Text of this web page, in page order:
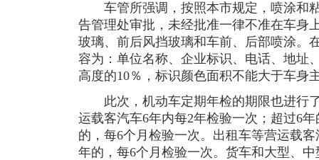
车管所强调，按照本市规定，喷涂和
告管理处审批，未经批准一律不准在车身
玻璃、前后风挡玻璃和车前、后部喷涂。
容为：单位名称、企业标识、电话、地址
高度的10％，标识颜色面积不能大于车身
此次，机动车定期年检的期限也进行
运载客汽车6年内每2年检验一次；超过6
的，每6个月检验一次。出租车等营运载
年的，每6个月检验一次。货车和大型、